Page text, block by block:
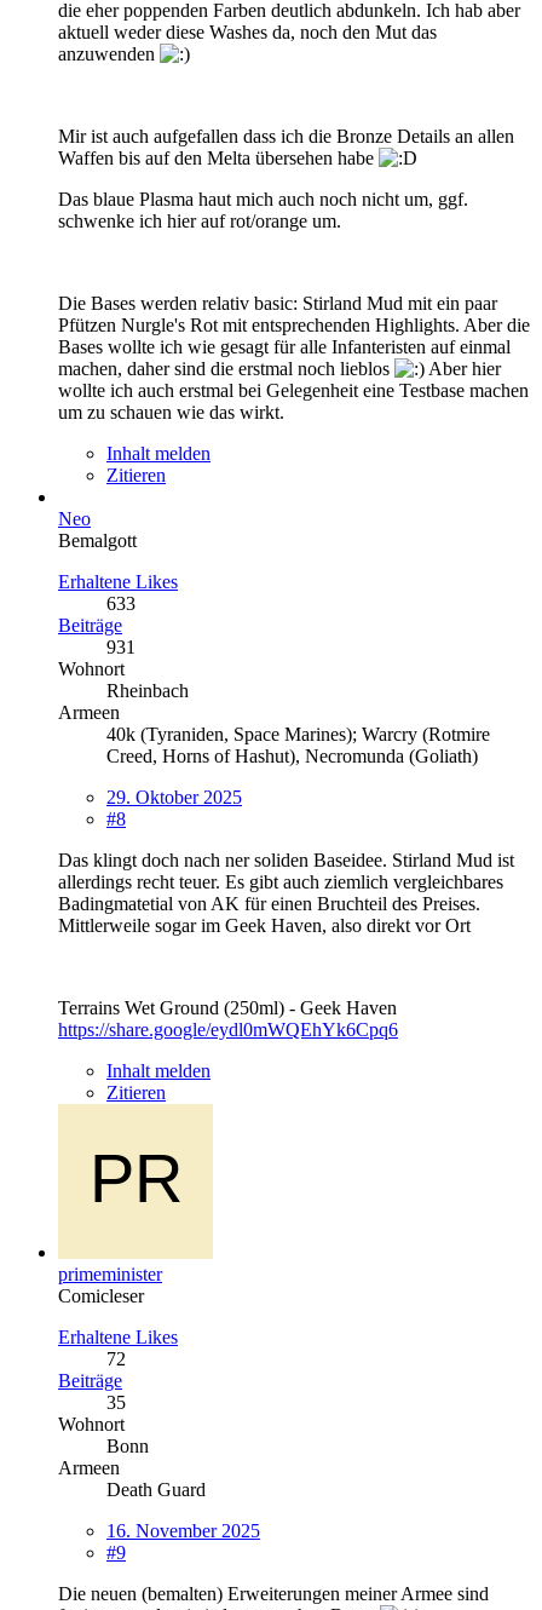
die eher poppenden Farben deutlich abdunkeln. Ich hab aber
aktuell weder diese Washes da, noch den Mut das
anzuwenden
Mir ist auch aufgefallen dass ich die Bronze Details an allen
Waffen bis auf den Melta übersehen habe
Das blaue Plasma haut mich auch noch nicht um, ggf.
schwenke ich hier auf rot/orange um.
Die Bases werden relativ basic: Stirland Mud mit ein paar
Pfützen Nurgle's Rot mit entsprechenden Highlights. Aber die
Bases wollte ich wie gesagt für alle Infanteristen auf einmal
machen, daher sind die erstmal noch lieblos
Aber hier
wollte ich auch erstmal bei Gelegenheit eine Testbase machen
um zu schauen wie das wirkt.
Inhalt melden
Zitieren
Neo
Bemalgott
Erhaltene Likes
633
Beiträge
931
Wohnort
Rheinbach
Armeen
40k (Tyraniden, Space Marines); Warcry (Rotmire
Creed, Horns of Hashut), Necromunda (Goliath)
29. Oktober 2025
#8
Das klingt doch nach ner soliden Baseidee. Stirland Mud ist
allerdings recht teuer. Es gibt auch ziemlich vergleichbares
Badingmatetial von AK für einen Bruchteil des Preises.
Mittlerweile sogar im Geek Haven, also direkt vor Ort
Terrains Wet Ground (250ml) - Geek Haven
https://share.google/eydl0mWQEhYk6Cpq6
Inhalt melden
Zitieren
primeminister
Comicleser
Erhaltene Likes
72
Beiträge
35
Wohnort
Bonn
Armeen
Death Guard
16. November 2025
#9
Die neuen (bemalten) Erweiterungen meiner Armee sind